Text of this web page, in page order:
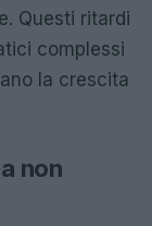
Questi ritardi
complessi
la crescita
non